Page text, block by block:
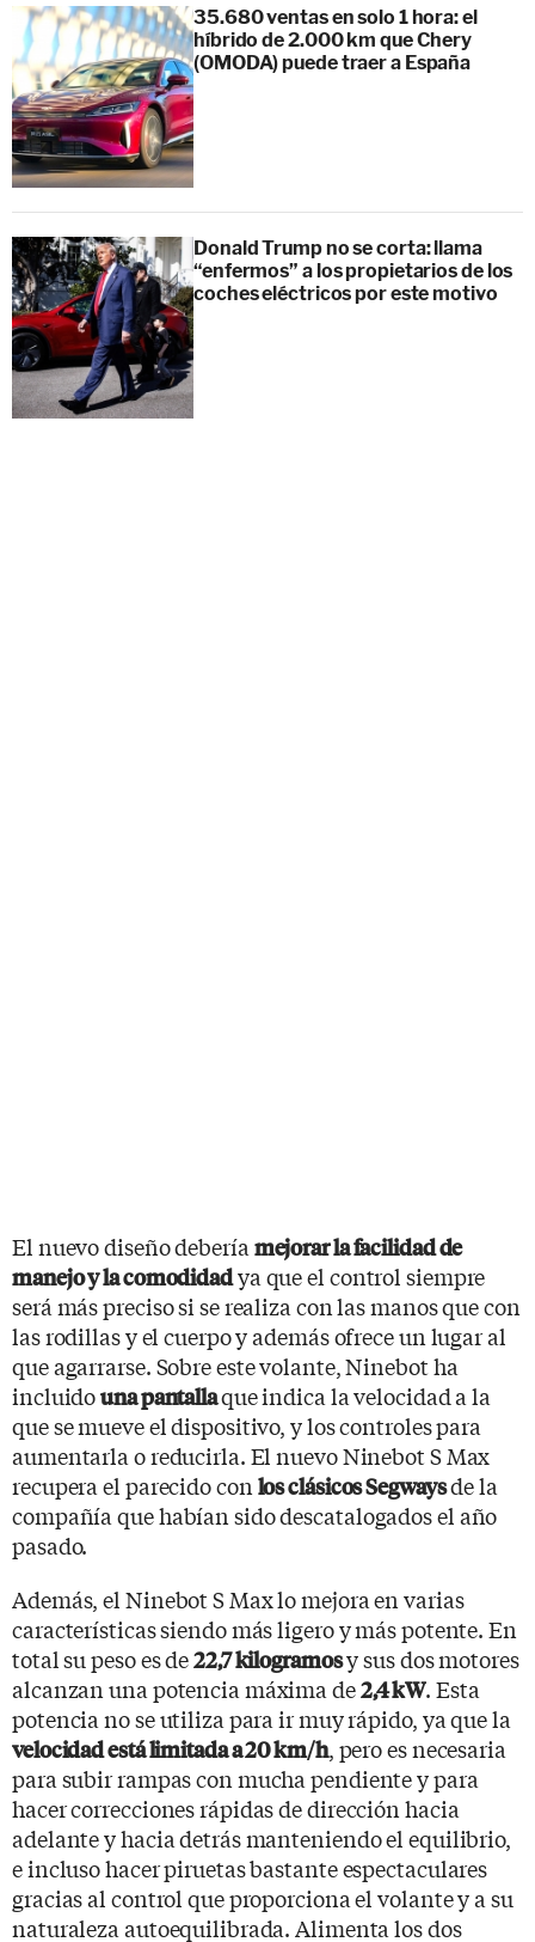
35.680 ventas en solo 1 hora: el
híbrido de 2.000 km que Chery
(OMODA) puede traer a España
Donald Trump no se corta: llama
“enfermos” a los propietarios de los
coches eléctricos por este motivo
El nuevo diseño debería mejorar la facilidad de
manejo y la comodidadya que el control siempre
será más preciso si se realiza con las manos que con
las rodillas y el cuerpo y además ofrece un lugar al
que agarrarse. Sobre este volante, Ninebot ha
incluidouna pantallaque indica la velocidad a la
que se mueve el dispositivo, y los controles para
aumentarla o reducirla. El nuevo Ninebot S Max
recupera el parecido con los clásicos Segwaysde la
compañía que habían sido descatalogados el año
pasado.
Además, el Ninebot S Max lo mejora en varias
características siendo más ligero y más potente. En
total su peso es de22,7 kilogramosy sus dos motores
alcanzan una potencia máxima de2,4 kW. Esta
potencia no se utiliza para ir muy rápido, ya que la
velocidad está limitada a 20 km/h, pero es necesaria
para subir rampas con mucha pendiente y para
hacer correcciones rápidas de dirección hacia
adelante y hacia detrás manteniendo el equilibrio,
e incluso hacer piruetas bastante espectaculares
gracias al control que proporciona el volante y a su
naturaleza autoequilibrada. Alimenta los dos